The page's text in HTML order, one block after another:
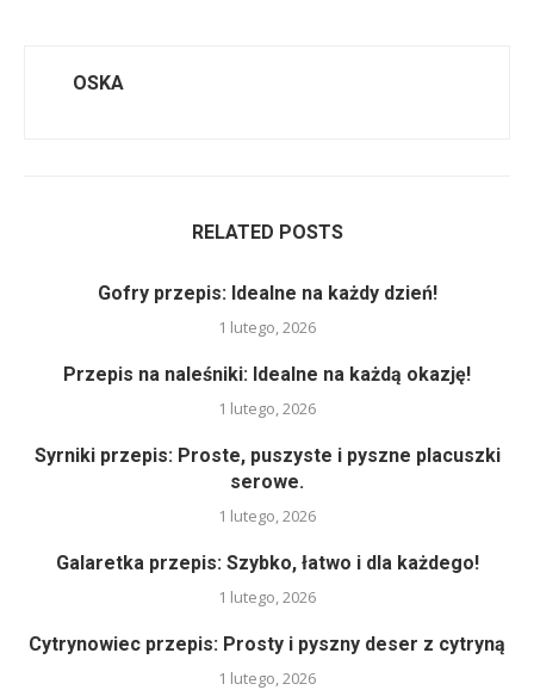
OSKA
RELATED POSTS
Gofry przepis: Idealne na każdy dzień!
1 lutego, 2026
Przepis na naleśniki: Idealne na każdą okazję!
1 lutego, 2026
Syrniki przepis: Proste, puszyste i pyszne placuszki
serowe.
1 lutego, 2026
Galaretka przepis: Szybko, łatwo i dla każdego!
1 lutego, 2026
Cytrynowiec przepis: Prosty i pyszny deser z cytryną
1 lutego, 2026